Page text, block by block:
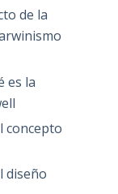
de la
es la
concepto
diseño